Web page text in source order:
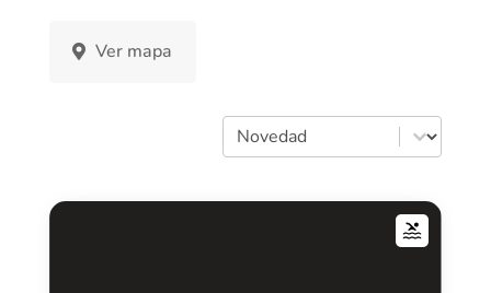
Ver mapa
Orden
Sort content